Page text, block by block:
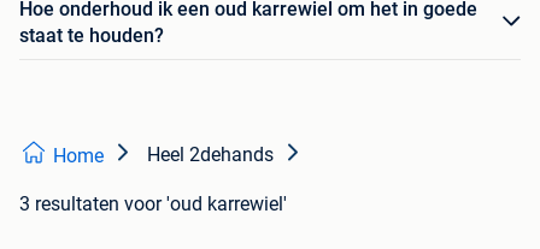
Hoe onderhoud ik een oud karrewiel om het in goede
staat te houden?
Home Heel 2dehands
3 resultaten voor 'oud karrewiel'